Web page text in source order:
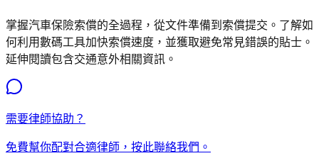
掌握汽車保險索償的全過程，從文件準備到索償提交。了解如
何利用數碼工具加快索償速度，並獲取避免常見錯誤的貼士。
延伸閱讀包含交通意外相關資訊。
需要律師協助？
免費幫你配對合適律師，按此聯絡我們。